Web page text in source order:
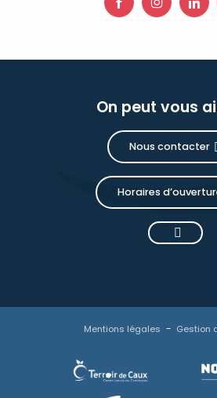
On peut vous
Nous contacter
Horaires
Mentions légales Gestion